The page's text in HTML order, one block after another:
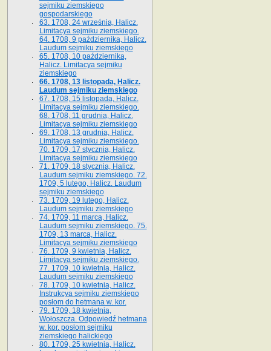
sejmiku ziemskiego
gospodarskiego
63. 1708, 24 września, Halicz.
Limitacya sejmiku ziemskiego.
64. 1708, 9 października, Halicz.
Laudum sejmiku ziemskiego
65­. 1708, 10 października,
Halicz. Limitacya sejmiku
ziemskiego
66. 1708, 13 listopada, Halicz.
Laudum sejmiku ziemskiego
67. 1708, 15 listopada, Halicz.
Limitacya sejmiku ziemskiego.
68. 1708, 11 grudnia, Halicz.
Limitacya sejmiku ziemskiego
69. 1708, 13 grudnia, Halicz.
Limitacya sejmiku ziemskiego.
70. 1709, 17 stycznia, Halicz.
Limitacya sejmiku ziemskiego
71. 1709, 18 stycznia, Halicz.
Laudum sejmiku ziemskiego. 72.
1709, 5 lutego, Halicz. Laudum
sejmiku ziemskiego
73. 1709, 19 lutego, Halicz.
Laudum sejmiku ziemskiego
74. 1709, 11 marca, Halicz.
Laudum sejmiku ziemskiego. 75.
1709, 13 marca, Halicz.
Limitacya sejmiku ziemskiego
76. 1709, 9 kwietnia, Halicz.
Limitacya sejmiku ziemskiego.
77. 1709, 10 kwietnia, Halicz.
Laudum sejmiku ziemskiego
78. 1709, 10 kwietnia, Halicz.
Instrukcya sejmiku ziemskiego
posłom do hetmana w. kor.
79. 1709, 18 kwietnia,
Wołoszcza. Odpowiedź hetmana
w. kor. posłom sejmiku
ziemskiego halickiego
80. 1709, 25 kwietnia, Halicz.